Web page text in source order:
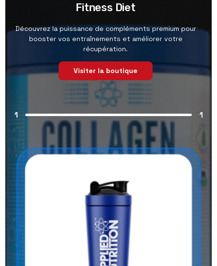
Fitness Diet
Découvrez la puissance de compléments premium pour
booster vos entraînements et améliorer votre
récupération.
Visiter la boutique
1 1